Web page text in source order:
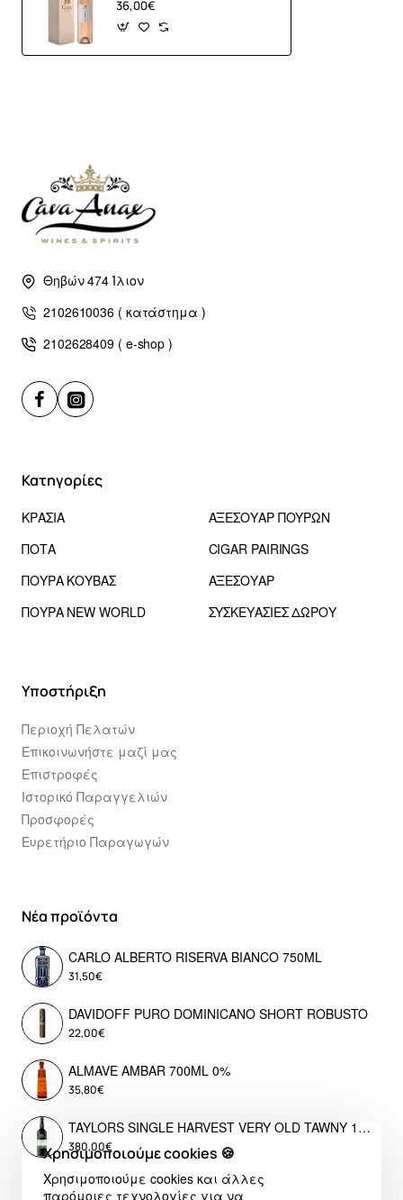
Χρησιμοποιούμε cookies 🍪
Χρησιμοποιούμε cookies και άλλες
παρόμοιες τεχνολογίες για να
36,00€
Θηβών 474 Ίλιον
2102610036 ( κατάστημα )
2102628409 ( e-shop )
Κατηγορίες
ΚΡΑΣΙΑ
ΠΟΤΑ
ΠΟΥΡΑ ΚΟΥΒΑΣ
ΠΟΥΡΑ NEW WORLD
ΑΞΕΣΟΥΑΡ ΠΟΥΡΩΝ
CIGAR PAIRINGS
ΑΞΕΣΟΥΑΡ
ΣΥΣΚΕΥΑΣΙΕΣ ΔΩΡΟΥ
Υποστήριξη
Περιοχή Πελατών
Επικοινωνήστε μαζί μας
Επιστροφές
Ιστορικό Παραγγελιών
Προσφορές
Ευρετήριο Παραγωγών
Νέα προϊόντα
CARLO ALBERTO RISERVA BIANCO 750ML
31,50€
DAVIDOFF PURO DOMINICANO SHORT ROBUSTO
22,00€
ALMAVE AMBAR 700ML 0%
35,80€
TAYLORS SINGLE HARVEST VERY OLD TAWNY 1976 LIMITED EDITION
380,00€